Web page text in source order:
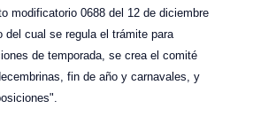
modificatorio 0688 del 12 de diciembre
del cual se regula el trámite para
de temporada, se crea el comité
fin de año y carnavales, y